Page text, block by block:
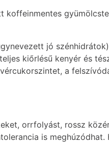
jó
kiőrlésű kenyér és
a
orrfolyást, rossz
is